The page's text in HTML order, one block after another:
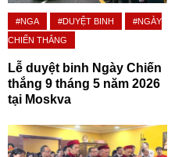
#NGA #DUYỆT BINH
#NGÀY
CHIẾN THẮNG
Lễ duyệt binh Ngày Chiến
thắng 9 tháng 5 năm 2026
tại Moskva